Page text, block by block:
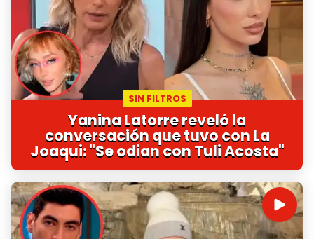
SIN FILTROS
Yanina Latorre reveló la
conversación que tuvo con La
Joaqui: "Se odian con Tuli Acosta"